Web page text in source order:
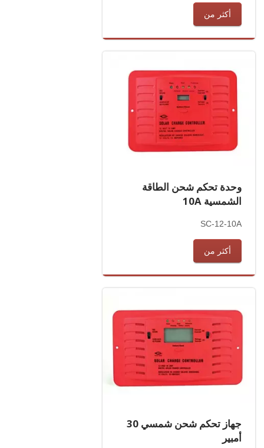
أكثر من
وحدة تحكم شحن الطاقة
الشمسية 10A
SC-12-10A
أكثر من
جهاز تحكم شحن شمسي 30
أمبير